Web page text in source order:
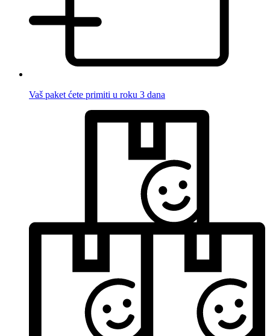
Vaš paket ćete primiti u roku 3 dana